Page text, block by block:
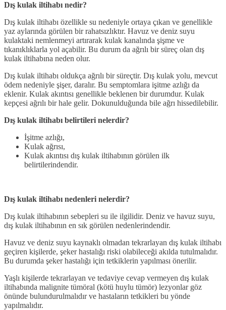
Dış kulak iltihabı nedir?
Dış kulak iltihabı özellikle su nedeniyle ortaya çıkan ve genellikle
yaz aylarında görülen bir rahatsızlıktır. Havuz ve deniz suyu
kulaktaki nemlenmeyi artırarak kulak kanalında şişme ve
tıkanıklıklarla yol açabilir. Bu durum da ağrılı bir süreç olan dış
kulak iltihabına neden olur.
Dış kulak iltihabı oldukça ağrılı bir süreçtir. Dış kulak yolu, mevcut
ödem nedeniyle şişer, daralır. Bu semptomlara işitme azlığı da
eklenir. Kulak akıntısı genellikle beklenen bir durumdur. Kulak
kepçesi ağrılı bir hale gelir. Dokunulduğunda bile ağrı hissedilebilir.
Dış kulak iltihabı belirtileri nelerdir?
İşitme azlığı,
Kulak ağrısı,
Kulak akıntısı dış kulak iltihabının görülen ilk
belirtilerindendir.
Dış kulak iltihabı nedenleri nelerdir?
Dış kulak iltihabının sebepleri su ile ilgilidir. Deniz ve havuz suyu,
dış kulak iltihabının en sık görülen nedenlerindendir.
Havuz ve deniz suyu kaynaklı olmadan tekrarlayan dış kulak iltihabı
geçiren kişilerde, şeker hastalığı riski olabileceği akılda tutulmalıdır.
Bu durumda şeker hastalığı için tetkiklerin yapılması önerilir.
Yaşlı kişilerde tekrarlayan ve tedaviye cevap vermeyen dış kulak
iltihabında malignite tümöral (kötü huylu tümör) lezyonlar göz
önünde bulundurulmalıdır ve hastaların tetkikleri bu yönde
yapılmalıdır.